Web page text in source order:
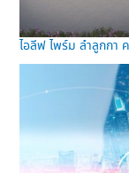
ไอลีฟ ไพร์ม ลำลูกกา